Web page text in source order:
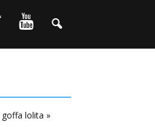
lolita »